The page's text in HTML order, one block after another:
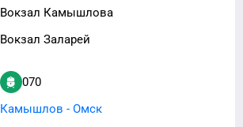
Вокзал Камышлова
Вокзал Заларей
070
Камышлов - Омск